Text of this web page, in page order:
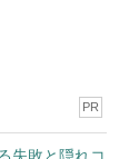
PR
失敗と隠れコ